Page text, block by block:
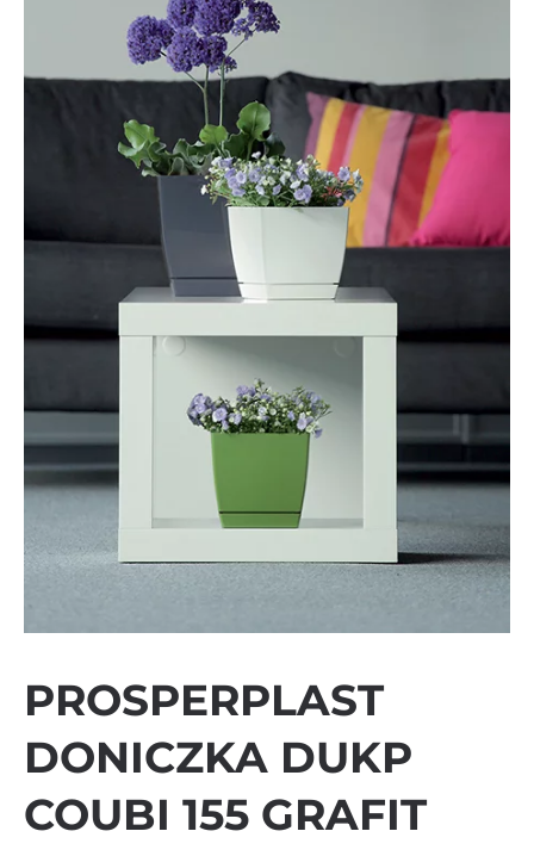
PROSPERPLAST
DONICZKA DUKP
COUBI 155 GRAFIT